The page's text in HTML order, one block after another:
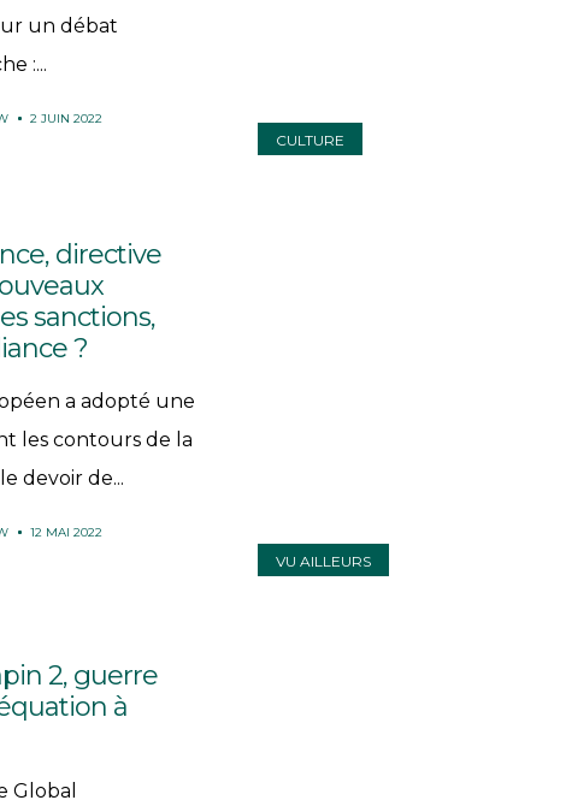
un débat
:...
2 JUIN 2022
CULTURE
directive
sanctions,
?
a adopté une
les contours de la
devoir de...
12 MAI 2022
VU AILLEURS
2, guerre
à
Global